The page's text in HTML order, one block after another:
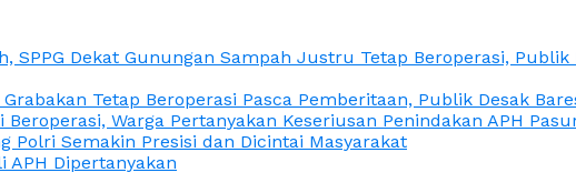
SPPG Dekat Gunungan Sampah Justru Tetap Beroperasi,
Tetap Beroperasi Pasca Pemberitaan, Publik Desak
Warga Pertanyakan Keseriusan Penindakan APH
Polri Semakin Presisi dan Dicintai Masyarakat
APH Dipertanyakan